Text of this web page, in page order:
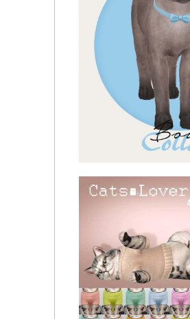
Свитер C514 by turksimmer